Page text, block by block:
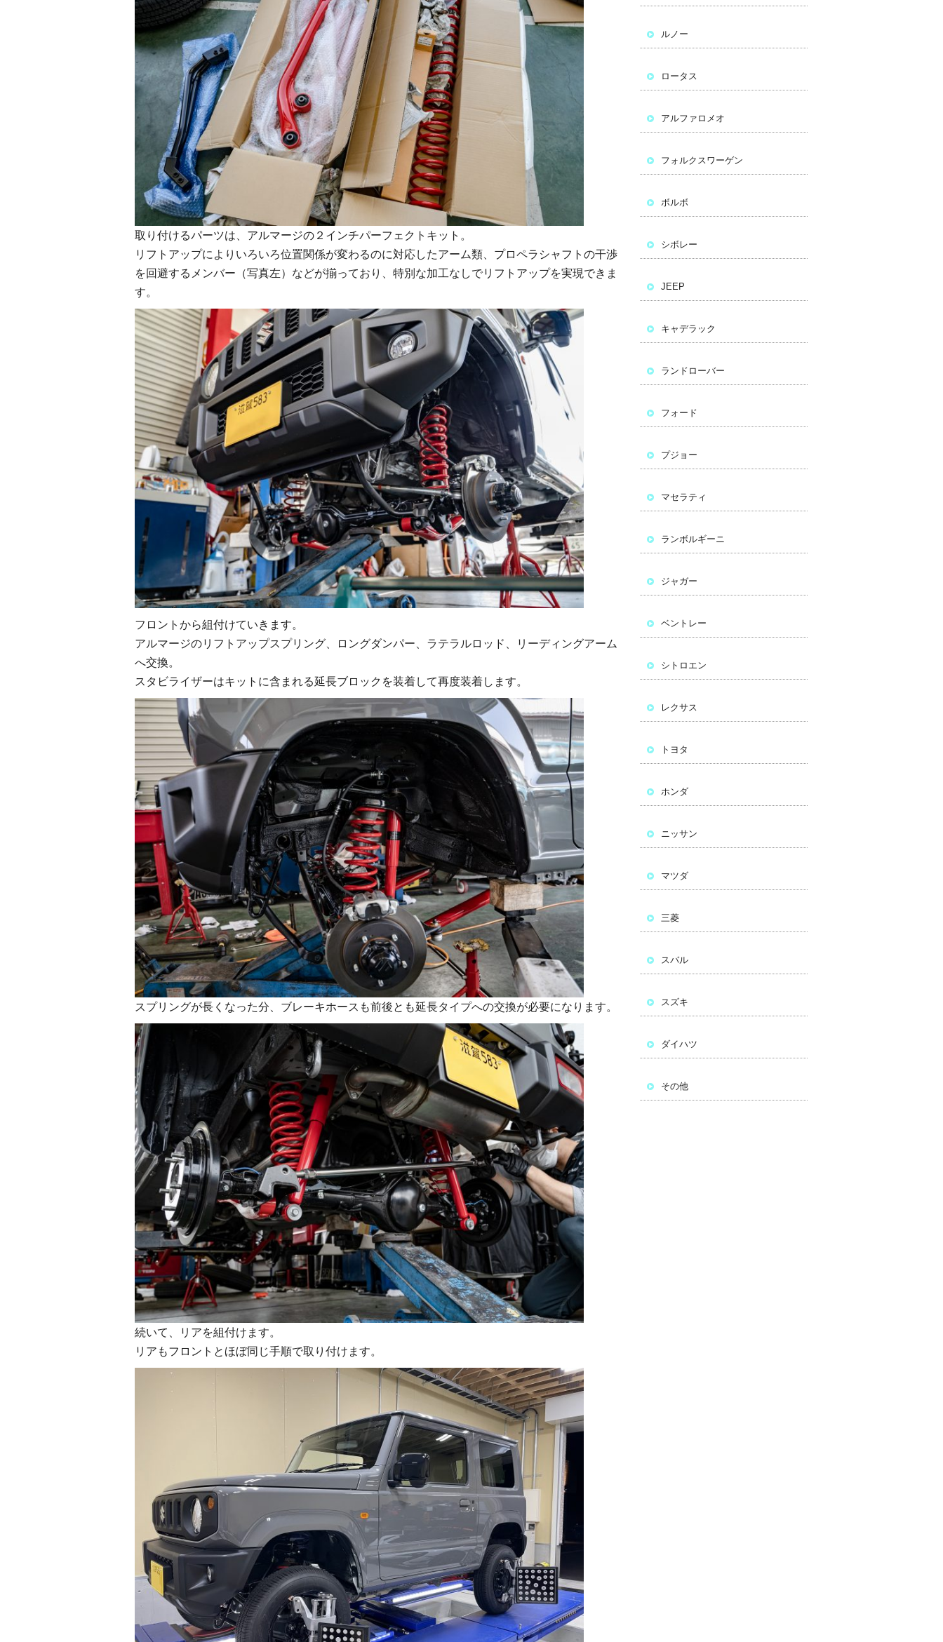
取り付けるパーツは、アルマージの２インチパーフェクトキット。
リフトアップによりいろいろ位置関係が変わるのに対応したアーム類、プロペラシャフトの干渉
を回避するメンバー（写真左）などが揃っており、特別な加工なしでリフトアップを実現できま
す。
フロントから組付けていきます。
アルマージのリフトアップスプリング、ロングダンパー、ラテラルロッド、リーディングアーム
へ交換。
スタビライザーはキットに含まれる延長ブロックを装着して再度装着します。
スプリングが長くなった分、ブレーキホースも前後とも延長タイプへの交換が必要になります。
続いて、リアを組付けます。
リアもフロントとほぼ同じ手順で取り付けます。
ルノー
ロータス
アルファロメオ
フォルクスワーゲン
ボルボ
シボレー
JEEP
キャデラック
ランドローバー
フォード
プジョー
マセラティ
ランボルギーニ
ジャガー
ベントレー
シトロエン
レクサス
トヨタ
ホンダ
ニッサン
マツダ
三菱
スバル
スズキ
ダイハツ
その他